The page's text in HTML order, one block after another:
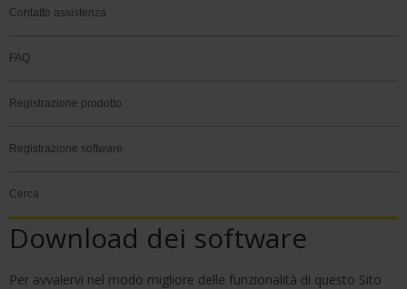
Contatto assistenza
FAQ
Registrazione prodotto
Registrazione software
Cerca
Download dei software
Per avvalervi nel modo migliore delle funzionalità di questo Sito